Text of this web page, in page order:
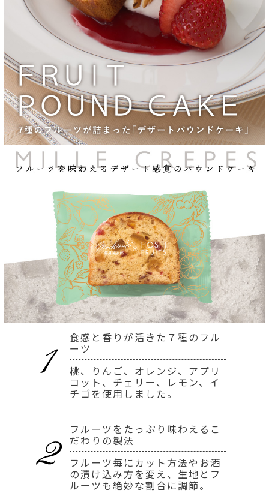
食感と香りが活きた７種のフル
ーツ
桃、りんご、オレンジ、アプリ
コット、チェリー、レモン、イ
チゴを使用しました。
フルーツをたっぷり味わえるこ
だわりの製法
フルーツ毎にカット方法やお酒
の漬け込み方を変え、生地とフ
ルーツも絶妙な割合に調節。